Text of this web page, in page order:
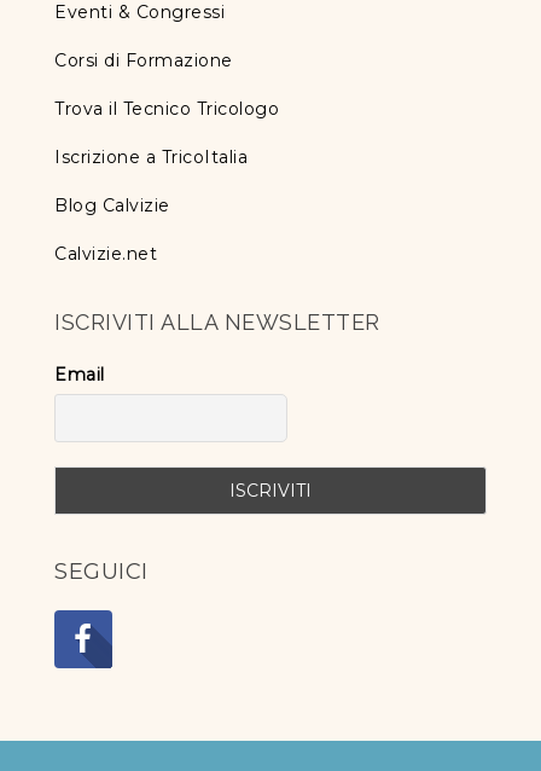
Eventi & Congressi
Corsi di Formazione
Trova il Tecnico Tricologo
Iscrizione a TricoItalia
Blog Calvizie
Calvizie.net
ISCRIVITI ALLA NEWSLETTER
Email
SEGUICI